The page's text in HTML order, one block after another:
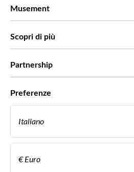
Musement
Green & Fair Experiences
Scopri di più
Partnership
Diventa un nostro fornitore
Become a Distribution Partner
Preferenze
Italiano
Italiano
Français
€ Euro